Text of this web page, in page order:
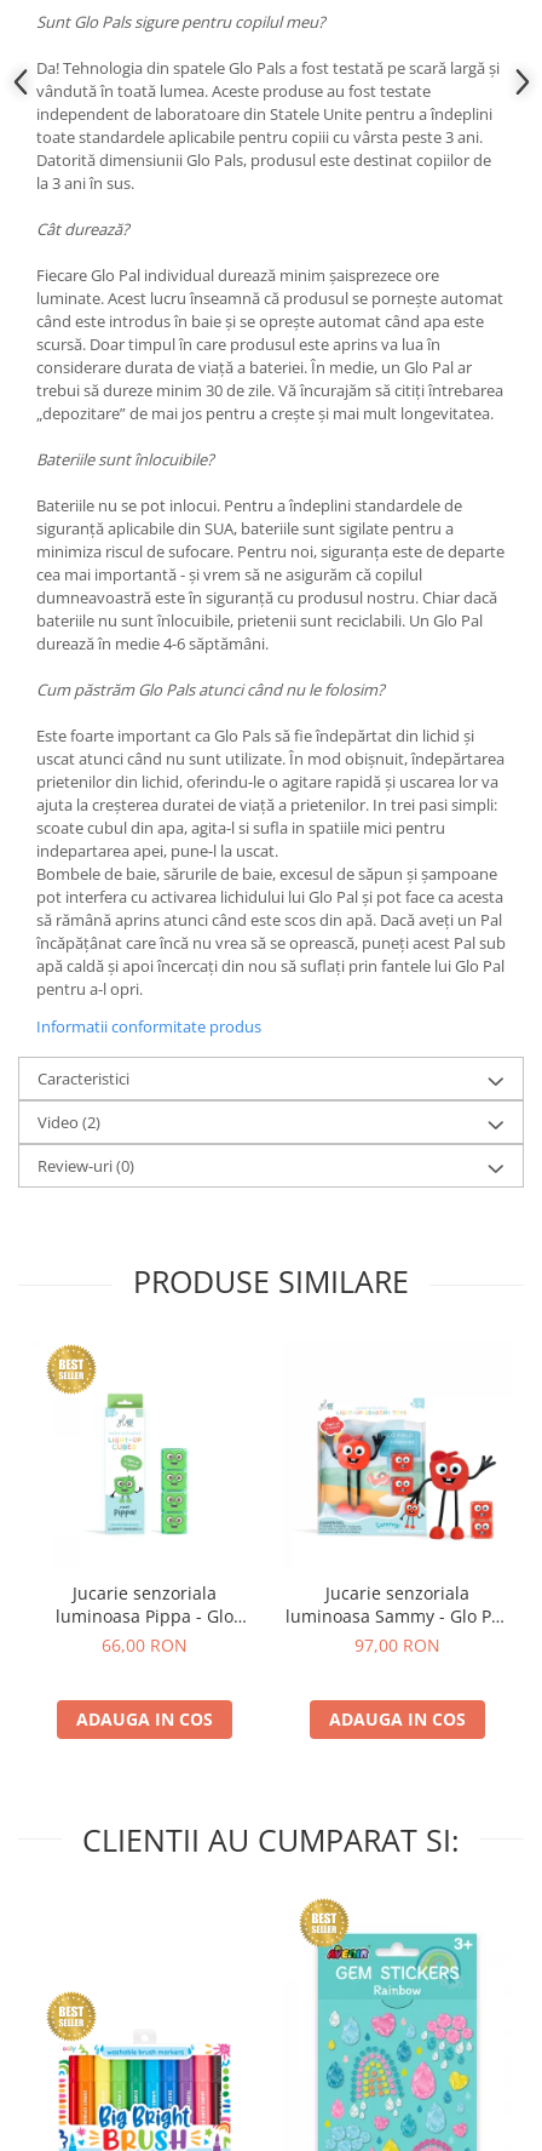
Sunt Glo Pals sigure pentru copilul meu?
Da! Tehnologia din spatele Glo Pals a fost testată pe scară largă și
vândută în toată lumea. Aceste produse au fost testate
independent de laboratoare din Statele Unite pentru a îndeplini
toate standardele aplicabile pentru copiii cu vârsta peste 3 ani.
Datorită dimensiunii Glo Pals, produsul este destinat copiilor de
la 3 ani în sus.
Cât durează?
Fiecare Glo Pal individual durează minim șaisprezece ore
luminate. Acest lucru înseamnă că produsul se pornește automat
când este introdus în baie și se oprește automat când apa este
scursă. Doar timpul în care produsul este aprins va lua în
considerare durata de viață a bateriei. În medie, un Glo Pal ar
trebui să dureze minim 30 de zile. Vă încurajăm să citiți întrebarea
„depozitare” de mai jos pentru a crește și mai mult longevitatea.
Bateriile sunt înlocuibile?
Bateriile nu se pot inlocui. Pentru a îndeplini standardele de
siguranță aplicabile din SUA, bateriile sunt sigilate pentru a
minimiza riscul de sufocare. Pentru noi, siguranța este de departe
cea mai importantă - și vrem să ne asigurăm că copilul
dumneavoastră este în siguranță cu produsul nostru. Chiar dacă
bateriile nu sunt înlocuibile, prietenii sunt reciclabili. Un Glo Pal
durează în medie 4-6 săptămâni.
Cum păstrăm Glo Pals atunci când nu le folosim?
Este foarte important ca Glo Pals să fie îndepărtat din lichid și
uscat atunci când nu sunt utilizate. În mod obișnuit, îndepărtarea
prietenilor din lichid, oferindu-le o agitare rapidă și uscarea lor va
ajuta la creșterea duratei de viață a prietenilor. In trei pasi simpli:
scoate cubul din apa, agita-l si sufla in spatiile mici pentru
indepartarea apei, pune-l la uscat.
Bombele de baie, sărurile de baie, excesul de săpun și șampoane
pot interfera cu activarea lichidului lui Glo Pal și pot face ca acesta
să rămână aprins atunci când este scos din apă. Dacă aveți un Pal
încăpățânat care încă nu vrea să se oprească, puneți acest Pal sub
apă caldă și apoi încercați din nou să suflați prin fantele lui Glo Pal
pentru a-l opri.
Informatii conformitate produs
Caracteristici
Video (2)
Review-uri(0)
PRODUSE SIMILARE
Jucarie senzoriala
luminoasa Pippa - Glo
Cube, verde
66,00 RON
ADAUGA IN COS
Jucarie senzoriala
luminoasa Sammy - Glo Pal,
rosu
97,00 RON
ADAUGA IN COS
CLIENTII AU CUMPARAT SI: